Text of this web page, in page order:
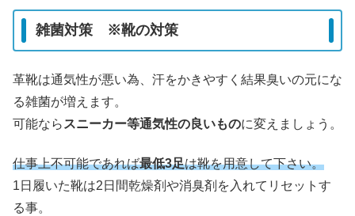
雑菌対策 ※靴の対策
革靴は通気性が悪い為、汗をかきやすく結果臭いの元にな
る雑菌が増えます。
可能なら スニーカー等通気性の良いものに変えましょう。
仕事上不可能であれば最低3足は靴を用意して下さい。
1日履いた靴は2日間乾燥剤や消臭剤を入れてリセットす
る事。